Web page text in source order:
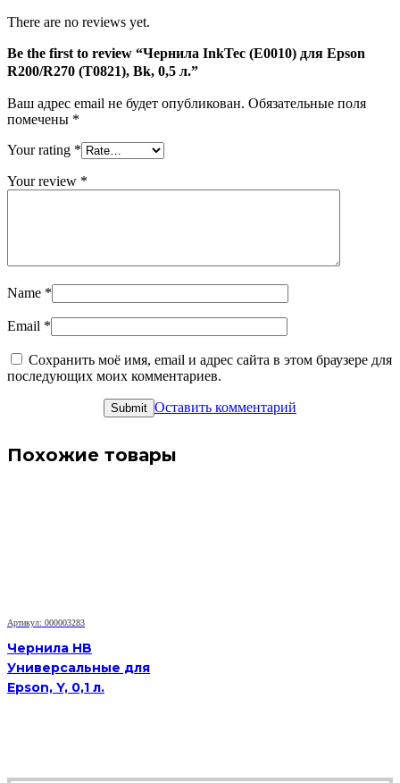
There are no reviews yet.
Be the first to review “Чернила InkTec (E0010) для Epson
R200/R270 (T0821), Bk, 0,5 л.”
Ваш адрес email не будет опубликован. Обязательные поля
помечены *
Your rating *
Your review *
Name *
Email *
Сохранить моё имя, email и адрес сайта в этом браузере для
последующих моих комментариев.
Оставить комментарий
Похожие товары
Артикул: 000003283
Чернила HB
Универсальные для
Epson, Y, 0,1 л.